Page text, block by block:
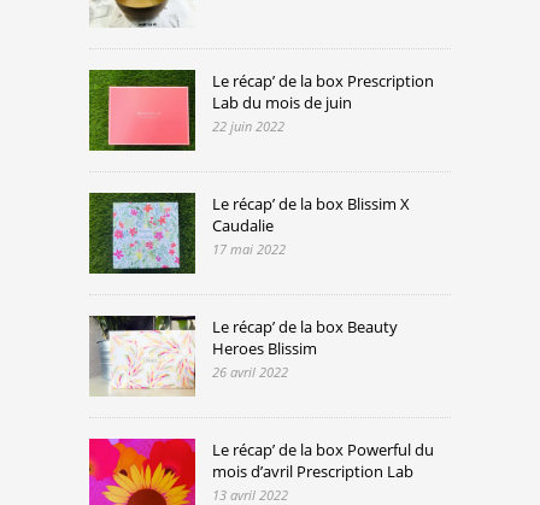
Le récap’ de la box Prescription
Lab du mois de juin
22 juin 2022
Le récap’ de la box Blissim X
Caudalie
17 mai 2022
Le récap’ de la box Beauty
Heroes Blissim
26 avril 2022
Le récap’ de la box Powerful du
mois d’avril Prescription Lab
13 avril 2022